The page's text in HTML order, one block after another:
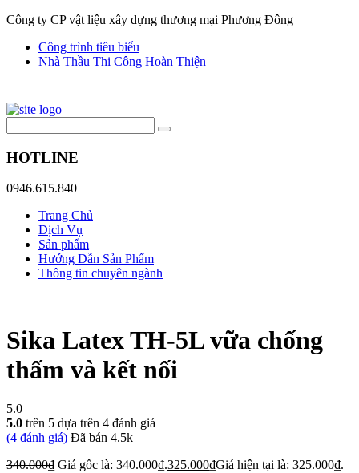
Công ty CP vật liệu xây dựng thương mại Phương Đông
Công trình tiêu biểu
Nhà Thầu Thi Công Hoàn Thiện
HOTLINE
0946.615.840
Trang Chủ
Dịch Vụ
Sản phẩm
Hướng Dẫn Sản Phẩm
Thông tin chuyên ngành
Sika Latex TH-5L vữa chống
thấm và kết nối
5.0
5.0 trên 5 dựa trên 4 đánh giá
(4 đánh giá) Đã bán 4.5k
340.000₫ Giá gốc là: 340.000₫.325.000₫Giá hiện tại là: 325.000₫.